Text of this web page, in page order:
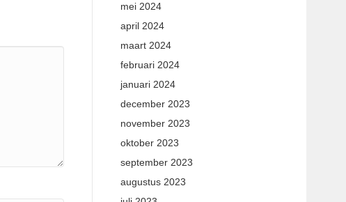
mei 2024
april 2024
maart 2024
februari 2024
januari 2024
december 2023
november 2023
oktober 2023
september 2023
augustus 2023